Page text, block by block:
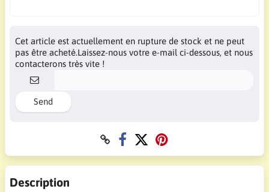
Cet article est actuellement en rupture de stock et ne peut
pas être acheté.Laissez-nous votre e-mail ci-dessous, et nous
contacterons très vite !
Send
Description